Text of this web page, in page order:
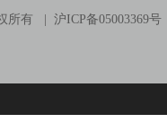
所有 | 沪ICP备05003369号